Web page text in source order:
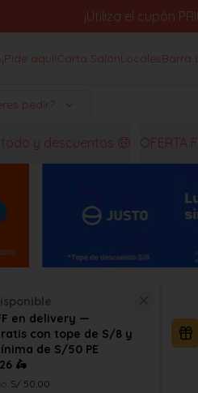
¡Utiliza el cupón
¡Pide aquí!Carta SalónLocalesBarra
pedir?
y descuentos 🤑 OFERTA
en delivery —
con tope de S/8 y
de S/50 PE
🛵
S/ 50.00